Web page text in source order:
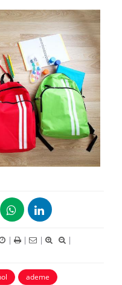
| | |
|
ademe